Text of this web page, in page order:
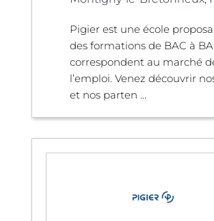
Pigier est une école
des formations de BAC à
correspondent au marché
l’emploi. Venez découvrir
et nos parten ...